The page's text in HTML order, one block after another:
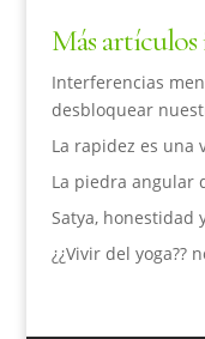
Más
Interferencias
desbloquear
La rapidez es una
La piedra angular
Satya, honestidad
¿¿Vivir del yoga??